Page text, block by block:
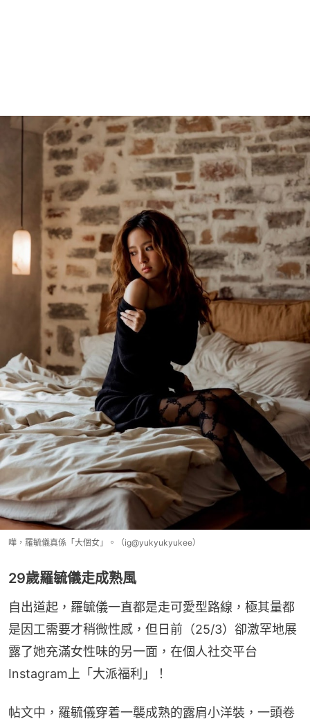
嘩，羅毓儀真係「大個女」。（ig@yukyukyukee）
29歲羅毓儀走成熟風
自出道起，羅毓儀一直都是走可愛型路線，極其量都
是因工需要才稍微性感，但日前（25/3）卻激罕地展
露了她充滿女性味的另一面，在個人社交平台
Instagram上「大派福利」！
帖文中，羅毓儀穿着一襲成熟的露肩小洋裝，一頭卷